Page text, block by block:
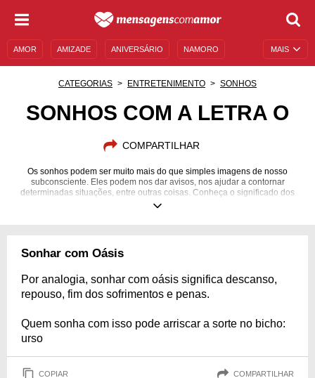
MAIS
AMOR AMIZADE ANIVERSÁRIO NAMORO
CATEGORIAS ENTRETENIMENTO SONHOS
SONHOS COM A LETRA O
COMPARTILHAR
Os sonhos podem ser muito mais do que simples imagens de nosso
subconsciente. Eles podem nos dar avisos, nos ajudar a contornar
determinadas situações, entre outras coisas. Conheça o significado dos
seus sonhos com a letra "O", como sonhar com ônibus, ouro e afins.
Sonhar com Oásis
Por analogia, sonhar com oásis significa descanso,
repouso, fim dos sofrimentos e penas.
Quem sonha com isso pode arriscar a sorte no bicho:
urso
COPIAR COMPARTILHAR